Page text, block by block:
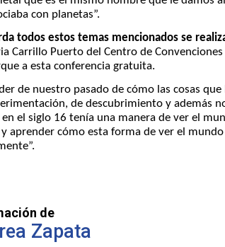
con planetas”.
todos estos temas mencionados se
Carrillo Puerto del Centro de
a esta conferencia gratuita.
de nuestro pasado de cómo las cosas
de descubrimiento y además
en el siglo 16 tenía una manera de ver el
aprender cómo esta forma de ver el
de
Zapata